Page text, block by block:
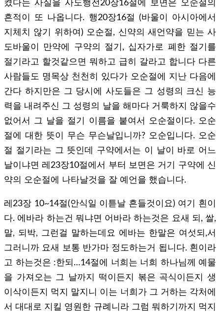
켰다는 사실을 사도행전20장16절에 보면은 오순절의
흔적이 또 나옵니다. 행20장16절 (바울이 아시아에서
지체치 않기 위하여) 오순절, 신약의 새언약을 믿는 사
도바울이 만약에 구약의 절기, 십자가로 폐한 절기를
절기라고 할것같으면 뭐하고 급히 갈라고 합니다 다른
사람들도 명목상 천천히 있다가 오순절에 지난 다음에
간다 하지만은 그 당시에 사도들은 그 성령의 크신 능
력을 내려주신 그 성령의 날을 해마다 거룩하지 않을수
없어서 그 날을 절기 이름을 붙여서 오순절이다. 오순
절에 대한 뜻이 무슨 무슨날입니까? 오순입니다. 오순
절 절기라는 그 뜻인데 구약에서는 이 날이 바로 어느
날이냐면 레23장10절에서 부터 보면은 거기 구약에 신
약의 오순절에 나타날것을 잘 예언을 했습니다.
레23장 10~14절(안식일 이튿날 흔들것이요) 여기 흰이
다. 에바라 하는건 뭐냐면 어바라 하는것은 요새 되, 쌀,
말, 되박, 그런걸 말하는데요 에바는 한말은 여섯되,서
그러니까 요새 보통 반가마 정도하는거 됩니다. 흰이라
고 하는것은 :한되…14절에 너희는 너희 하나님께 예물
을 가져오는 그 날까지 떡이든지 볶은 곡식이든지 생
이삭이든지 먹지 말지니 이는 너희가 그 거하는 각처에
서 대대로 지킬 영원한 규례니라 그럼 뭐하기까지 먹지